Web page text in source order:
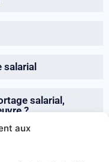
aux
salarial
salarial,
?
salarial